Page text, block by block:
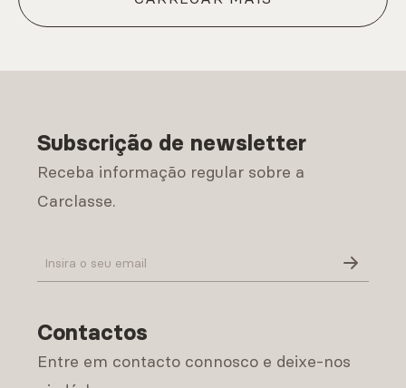
Subscrição de newsletter
Receba informação regular sobre a
Carclasse.
Contactos
Entre em contacto connosco e deixe-nos